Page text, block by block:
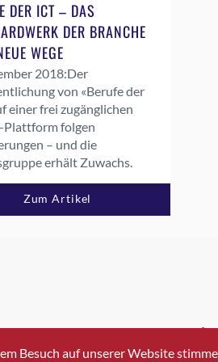
DER ICT – DAS
DER BRANCHE
WEGE
2018:Der
von «Berufe der
einer frei zugänglichen
folgen
– und die
erhält Zuwachs.
Zum Artikel
Besuch auf unserer Website